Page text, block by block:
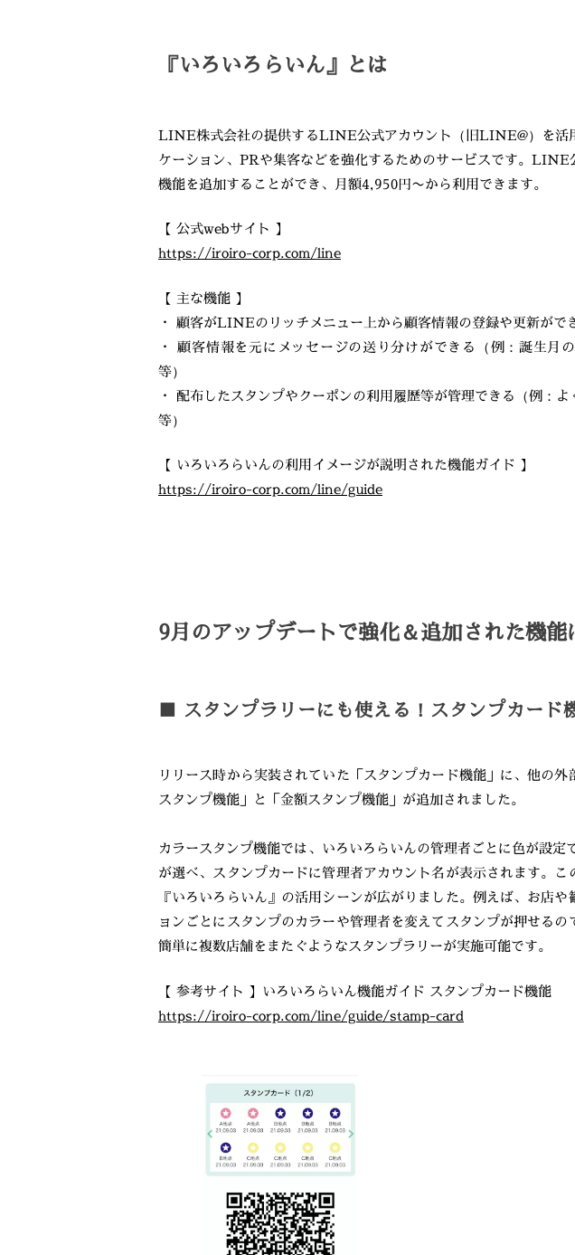
『いろいろらいん』とは
LINE株式会社の提供するLINE公式アカウント（旧LINE@）を活
ケーション、PRや集客などを強化するためのサービスです。LINE
機能を追加することができ、月額4,950円〜から利用できます。
【 公式webサイト 】
https://iroiro-corp.com/line
【 主な機能 】
・ 顧客がLINEのリッチメニュー上から顧客情報の登録や更新がで
・ 顧客情報を元にメッセージの送り分けができる（例：誕生月
等）
・ 配布したスタンプやクーポンの利用履歴等が管理できる（例：
等）
【 いろいろらいんの利用イメージが説明された機能ガイド 】
https://iroiro-corp.com/line/guide
9月のアップデートで強化＆追加された機能
■ スタンプラリーにも使える！スタンプカード
リリース時から実装されていた「スタンプカード機能」に、他の
スタンプ機能」と「金額スタンプ機能」が追加されました。
カラースタンプ機能では、いろいろらいんの管理者ごとに色が設定
が選べ、スタンプカードに管理者アカウント名が表示されます。こ
『いろいろらいん』の活用シーンが広がりました。例えば、お店
ョンごとにスタンプのカラーや管理者を変えてスタンプが押せる
簡単に複数店舗をまたぐようなスタンプラリーが実施可能です。
【 参考サイト 】いろいろらいん機能ガイド スタンプカード機能
https://iroiro-corp.com/line/guide/stamp-card